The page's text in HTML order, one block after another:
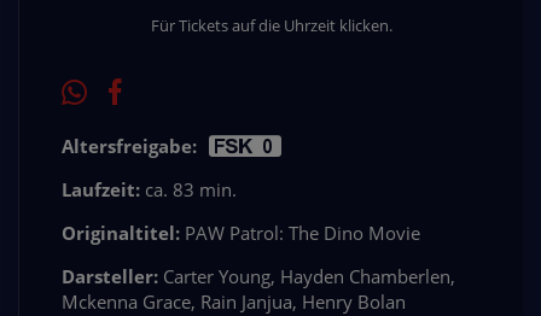
Für Tickets auf die Uhrzeit klicken.
Altersfreigabe:
Laufzeit: ca. 83 min.
Originaltitel: PAW Patrol: The Dino Movie
Darsteller: Carter Young, Hayden Chamberlen,
Mckenna Grace, Rain Janjua, Henry Bolan